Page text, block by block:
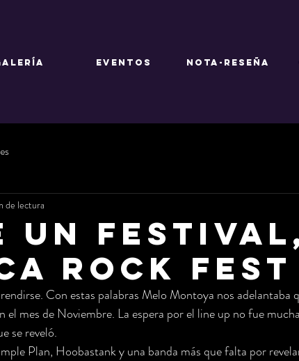
EVENTOS NOTA-RESEÑA
UN
ROCK FEST
de lectura
Con estas palabras Melo Montoya nos adelantaba
mes de Noviembre. La espera por el line up no fue
se reveló.
Plan, Hoobastank y una banda más que falta por